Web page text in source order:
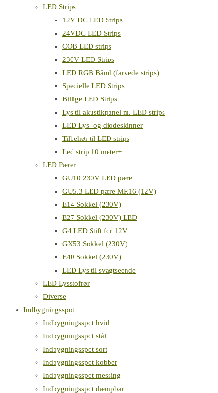
LED Strips
12V DC LED Strips
24VDC LED Strips
COB LED strips
230V LED Strips
LED RGB Bånd (farvede strips)
Specielle LED Strips
Billige LED Strips
Lys til akustikpanel m. LED strips
LED Lys- og diodeskinner
Tilbehør til LED strips
Led strip 10 meter+
LED Pærer
GU10 230V LED pære
GU5.3 LED pære MR16 (12V)
E14 Sokkel (230V)
E27 Sokkel (230V) LED
G4 LED Stift for 12V
GX53 Sokkel (230V)
E40 Sokkel (230V)
LED Lys til svagtseende
LED Lysstofrør
Diverse
Indbygningsspot
Indbygningsspot hvid
Indbygningsspot stål
Indbygningsspot sort
Indbygningsspot kobber
Indbygningsspot messing
Indbygningsspot dæmpbar